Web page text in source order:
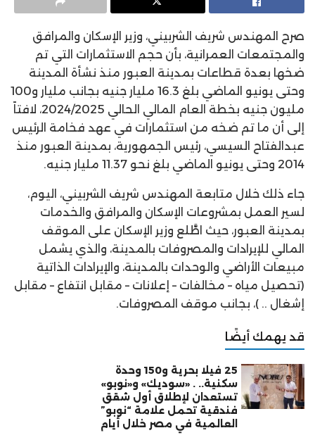
صرح المهندس شريف الشربيني، وزير الإسكان والمرافق
والمجتمعات العمرانية، بأن حجم الاستثمارات التي تم
ضخها بعدة قطاعات بمدينة العبور منذ نشأة المدينة
وحتى يونيو الماضي بلغ 16.3 مليار جنيه بجانب مليار و100
مليون جنيه بخطة العام المالي الحالي 2024/2025، لافتاً
إلى أن ما تم ضخه من استثمارات في عهد فخامة الرئيس
عبدالفتاح السيسي، رئيس الجمهورية، بمدينة العبور منذ
2014 وحتى يونيو الماضي بلغ نحو 11.37 مليار جنيه.
جاء ذلك خلال متابعة المهندس شريف الشربيني، اليوم،
لسير العمل بمشروعات الإسكان والمرافق والخدمات
بمدينة العبور، حيث اطَّلع وزير الإسكان على الموقف
المالي للإيرادات والمصروفات بالمدينة، والذي يشمل
مبيعات الأراضي والوحدات بالمدينة، والإيرادات الذاتية
(تحصيل مياه – مخالفات – إعلانات – مقابل انتفاع – مقابل
إشغال .. )، بجانب موقف المصروفات.
قد يهمك أيضًا
25 فيلا بحرية و150 وحدة
سكنية.. . «سوديك» و«نوبو»
تستعدان لإطلاق أول شقق
فندقية تحمل علامة “نوبو”
العالمية في مصر خلال أيام